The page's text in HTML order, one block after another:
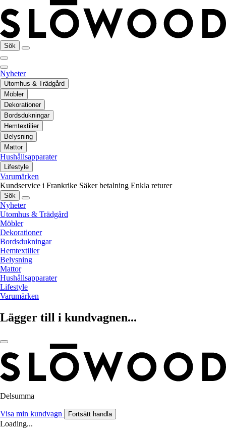
Sök
Nyheter
Utomhus & Trädgård
Möbler
Dekorationer
Bordsdukningar
Hemtextilier
Belysning
Mattor
Hushållsapparater
Lifestyle
Varumärken
Kundservice i Frankrike Säker betalning Enkla returer
Sök
Nyheter
Utomhus & Trädgård
Möbler
Dekorationer
Bordsdukningar
Hemtextilier
Belysning
Mattor
Hushållsapparater
Lifestyle
Varumärken
Lägger till i kundvagnen...
Delsumma
Visa min kundvagn Fortsätt handla
Loading...